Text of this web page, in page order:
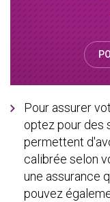
Pour assurer
optez pour des
permettent
calibrée selon
une assurance
pouvez